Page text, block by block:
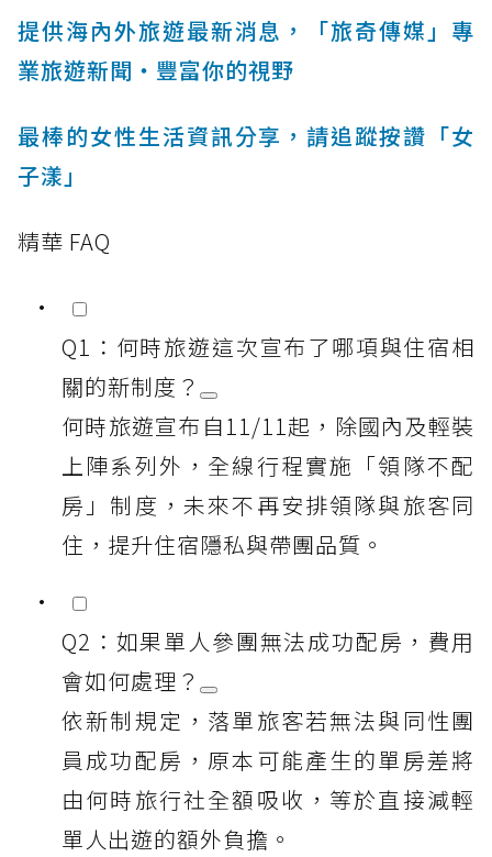
提供海內外旅遊最新消息，「旅奇傳媒」專
業旅遊新聞‧豐富你的視野
最棒的女性生活資訊分享，請追蹤按讚「女
子漾」
精華 FAQ
Q1：何時旅遊這次宣布了哪項與住宿相
關的新制度？
何時旅遊宣布自11/11起，除國內及輕裝
上陣系列外，全線行程實施「領隊不配
房」制度，未來不再安排領隊與旅客同
住，提升住宿隱私與帶團品質。
Q2：如果單人參團無法成功配房，費用
會如何處理？
依新制規定，落單旅客若無法與同性團
員成功配房，原本可能產生的單房差將
由何時旅行社全額吸收，等於直接減輕
單人出遊的額外負擔。